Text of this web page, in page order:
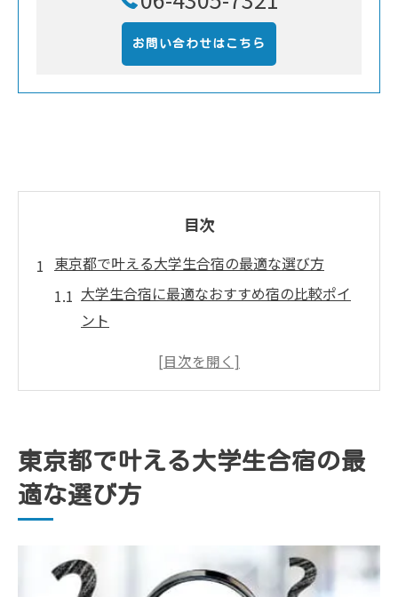
お問い合わせはこちら
目次
東京都で叶える大学生合宿の最適な選び方
大学生合宿に最適なおすすめ宿の比較ポイ
ント
安い大学生合宿施設を東京都で見つけるコ
大学生合宿で人気の宿とその選定基準
安全とコスパを両立する合宿運営術
法
安い料金でも安心できる大学生合宿のポイ
東京都で叶える大学生合宿の最
適な選び方